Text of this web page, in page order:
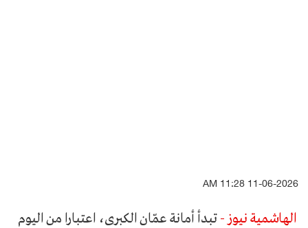
11-06-2026 11:28 AM
الهاشمية نيوز - تبدأ أمانة عمّان الكبرى، اعتبارا من اليوم